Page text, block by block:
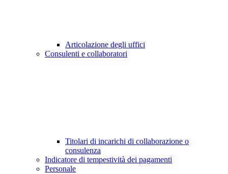
Articolazione degli uffici
Consulenti e collaboratori
Titolari di incarichi di collaborazione o
consulenza
Indicatore di tempestività dei pagamenti
Personale